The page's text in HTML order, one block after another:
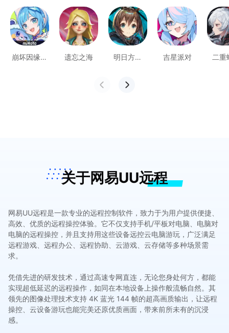
崩坏因缘精
遗忘之海
明日方舟
吉星派对 二重
关于网易UU远程
网易UU远程是一款专业的远程控制软件，致力于为用户提供便捷、
高效、优质的远程操控体验。它不仅支持手机/平板对电脑、电脑对
电脑的远程操控，并且支持用这些设备远控云电脑游玩，广泛满足
远程游戏、远程办公、远程协助、云游戏、云存储等多种场景需
求。
凭借先进的研发技术，通过高速专网直连，无论您身处何方，都能
实现超低延迟的远程操作，如同在本地设备上操作般流畅自然。其
领先的图像处理技术支持 4K 蓝光 144 帧的超高画质输出，让远程
操控、云设备游玩也能完美还原优质画面，带来前所未有的沉浸
感。